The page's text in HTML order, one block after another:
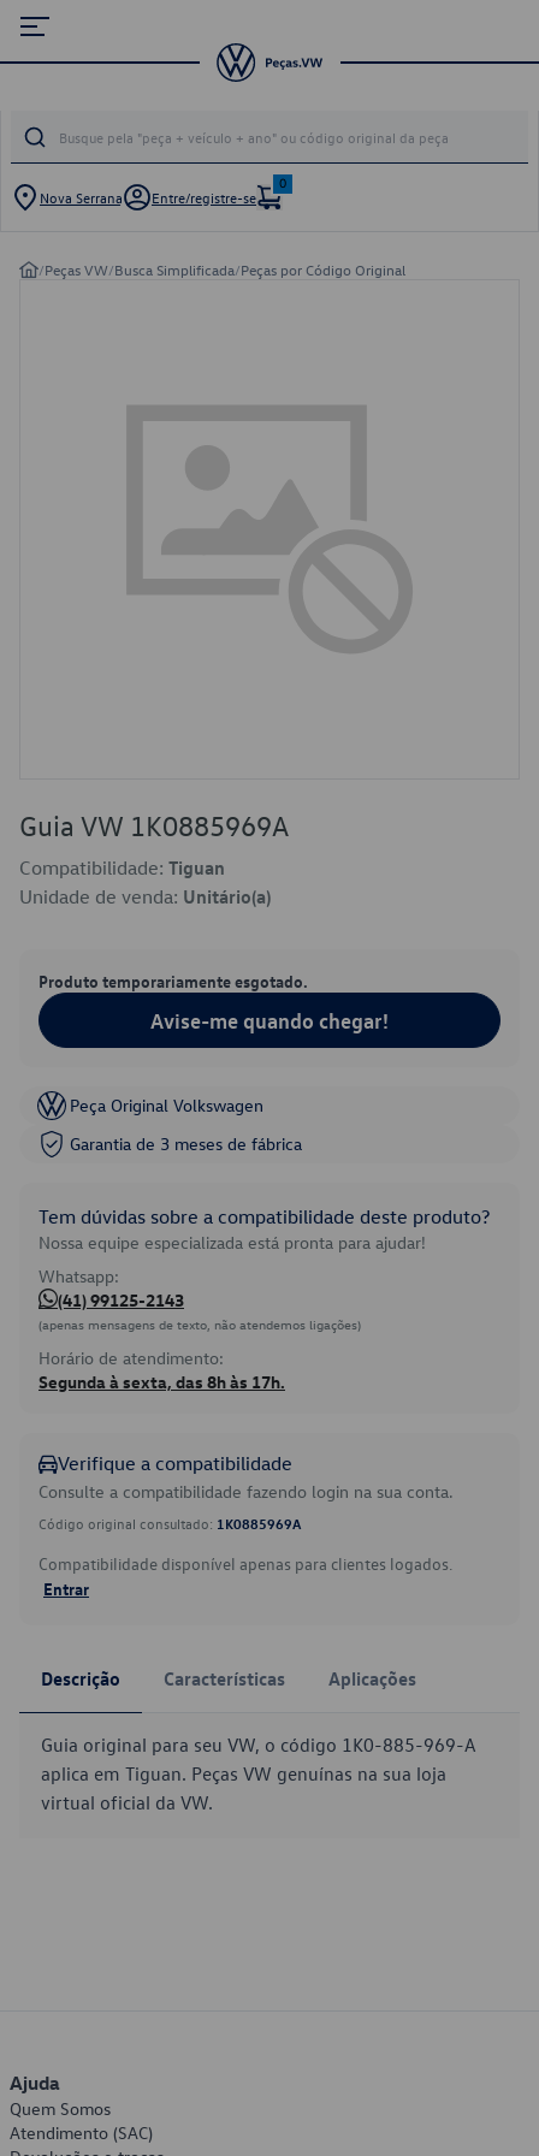
Nova Serrana Entre/registre-se
0
/Peças VW/Busca Simplificada/Peças por Código Original
Guia VW 1K0885969A
Compatibilidade: Tiguan
Unidade de venda: Unitário(a)
Produto temporariamente esgotado.
Avise-me quando chegar!
Peça Original Volkswagen
Garantia de 3 meses de fábrica
Tem dúvidas sobre a compatibilidade deste produto?
Nossa equipe especializada está pronta para ajudar!
Whatsapp:
(41) 99125-2143
(apenas mensagens de texto, não atendemos ligações)
Horário de atendimento:
Segunda à sexta, das 8h às 17h.
Verifique a compatibilidade
Consulte a compatibilidade fazendo login na sua conta.
Código original consultado: 1K0885969A
Compatibilidade disponível apenas para clientes logados.
Entrar
Descrição Características Aplicações
Guia original para seu VW, o código 1K0-885-969-A
aplica em Tiguan. Peças VW genuínas na sua loja
virtual oficial da VW.
Ajuda
Quem Somos
Atendimento (SAC)